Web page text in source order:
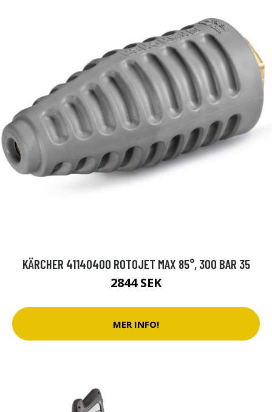
KÄRCHER 41140400 ROTOJET MAX 85°, 300 BAR 35
2844 SEK
MER INFO!